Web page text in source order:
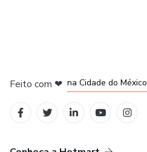
Feito com ❤ na Cidade do México